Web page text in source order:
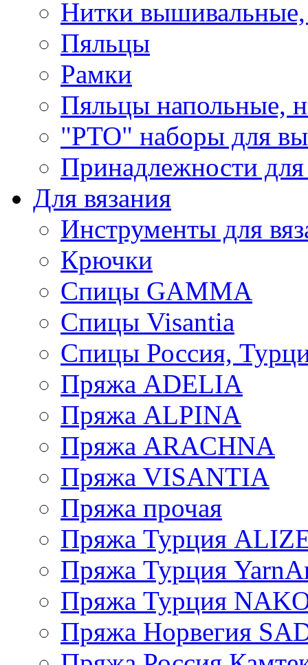
Нитки
Пяльцы
Рамки
Пяльцы напольные,
"РТО" наборы для
Принадлежности
Для вязания
Инструменты для
Крючки
Спицы GAMMA
Спицы Visantia
Спицы Россия,
Пряжа ADELIA
Пряжа ALPINA
Пряжа ARACHNA
Пряжа VISANTIA
Пряжа прочая
Пряжа Турция
Пряжа Турция
Пряжа Турция
Пряжа Норвегия